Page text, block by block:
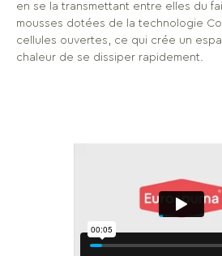
en se la transmettant entre elles du
mousses dotées de la technologie
cellules ouvertes, ce qui crée un
chaleur de se dissiper rapidement.